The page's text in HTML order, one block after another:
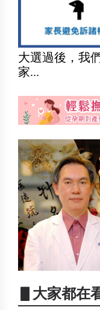
大選過後，我
家...
▋大家都在